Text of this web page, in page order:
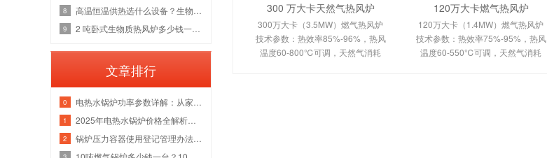
300 万大卡天然气热风炉
300万大卡（3.5MW）燃气热风炉
技术参数：热效率85%-96%，热风
温度60-800℃可调，天然气消耗
120万大卡燃气热风炉
120万大卡（1.4MW）燃气热风炉
技术参数：热效率75%-95%，热风
温度60-550℃可调，天然气消耗
8
9
文章排行
0
1
2